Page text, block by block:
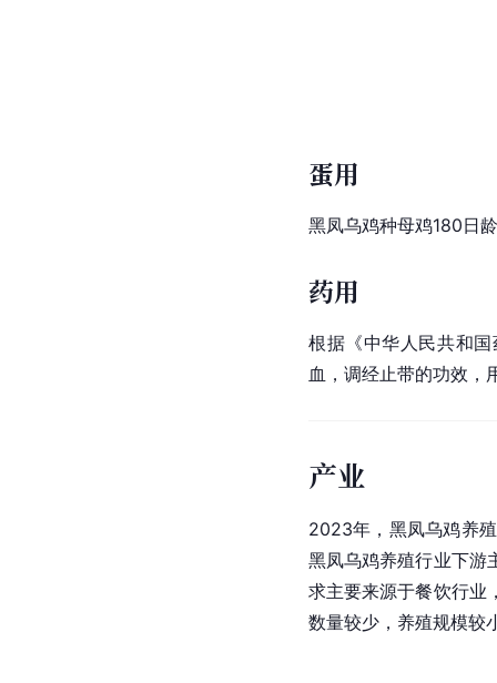
蛋用
黑凤乌鸡种母鸡180日
药用
根据《中华人民共和
血，调经止带的功效，
产业
2023年，黑凤乌鸡养
黑凤乌鸡养殖行业下游
求主要来源于餐饮行业
数量较少，养殖规模较